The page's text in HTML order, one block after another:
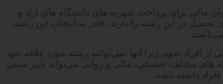
مالی برای پرداخت شهریه های دانشگاه های آزاد و
در این رشته را دارند، قادر به انتخاب این رشته
افراد شود، زیرا آنها نمی‌توانند رشته مورد علاقه خود
مختلف تحصیلی، مالی و روانی می‌تواند تأثیر منفی
داشته باشد.